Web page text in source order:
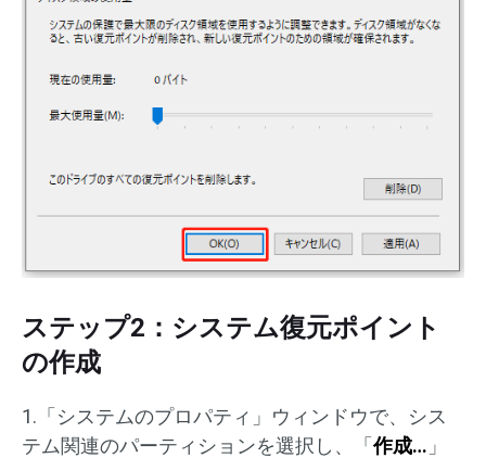
ステップ2：システム復元ポイント
の作成
1.「システムのプロパティ」ウィンドウで、シス
テム関連のパーティションを選択し、「作成… 」